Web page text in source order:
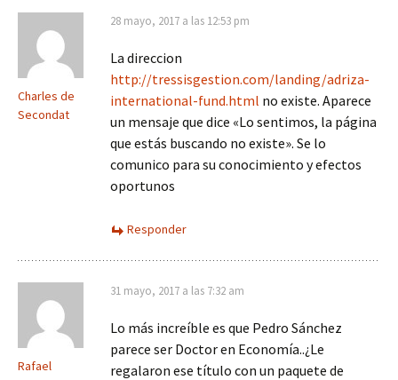
Charles de
Secondat
28 mayo, 2017 a las 12:53 pm
La direccion
http://tressisgestion.com/landing/adriza-
international-fund.html no existe. Aparece
un mensaje que dice «Lo sentimos, la página
que estás buscando no existe». Se lo
comunico para su conocimiento y efectos
oportunos
Responder
Rafael
31 mayo, 2017 a las 7:32 am
Lo más increíble es que Pedro Sánchez
parece ser Doctor en Economía..¿Le
regalaron ese título con un paquete de